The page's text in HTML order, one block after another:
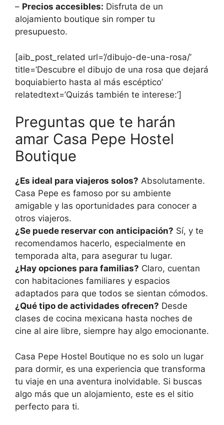
– Precios accesibles: Disfruta de un
alojamiento boutique sin romper tu
presupuesto.
[aib_post_related url=’/dibujo-de-una-rosa/’
title=’Descubre el dibujo de una rosa que dejará
boquiabierto hasta al más escéptico’
relatedtext=’Quizás también te interese:’]
Preguntas que te harán
amar Casa Pepe Hostel
Boutique
¿Es ideal para viajeros solos? Absolutamente.
Casa Pepe es famoso por su ambiente
amigable y las oportunidades para conocer a
otros viajeros.
¿Se puede reservar con anticipación? Sí, y te
recomendamos hacerlo, especialmente en
temporada alta, para asegurar tu lugar.
¿Hay opciones para familias? Claro, cuentan
con habitaciones familiares y espacios
adaptados para que todos se sientan cómodos.
¿Qué tipo de actividades ofrecen? Desde
clases de cocina mexicana hasta noches de
cine al aire libre, siempre hay algo emocionante.
Casa Pepe Hostel Boutique no es solo un lugar
para dormir, es una experiencia que transforma
tu viaje en una aventura inolvidable. Si buscas
algo más que un alojamiento, este es el sitio
perfecto para ti.